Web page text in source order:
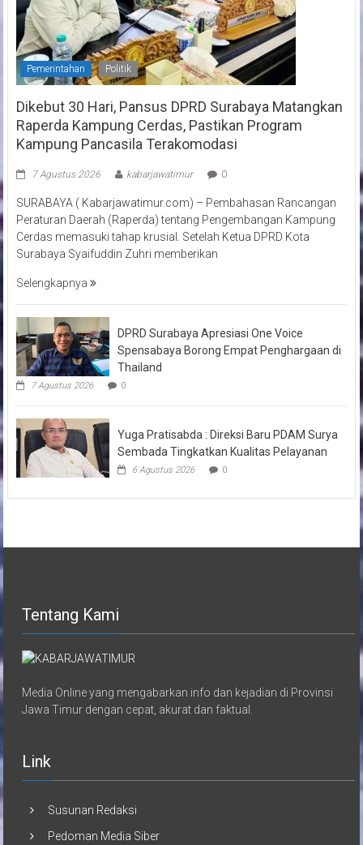
Pemerintahan Politik
Dikebut 30 Hari, Pansus DPRD Surabaya Matangkan
Raperda Kampung Cerdas, Pastikan Program
Kampung Pancasila Terakomodasi
7 Agustus 2026 kabarjawatimur 0
SURABAYA ( Kabarjawatimur.com) – Pembahasan Rancangan
Peraturan Daerah (Raperda) tentang Pengembangan Kampung
Cerdas memasuki tahap krusial. Setelah Ketua DPRD Kota
Surabaya Syaifuddin Zuhri memberikan
Selengkapnya
DPRD Surabaya Apresiasi One Voice
Spensabaya Borong Empat Penghargaan di
Thailand
7 Agustus 2026 0
Yuga Pratisabda : Direksi Baru PDAM Surya
Sembada Tingkatkan Kualitas Pelayanan
6 Agustus 2026 0
Tentang Kami
Media Online yang mengabarkan info dan kejadian di Provinsi
Jawa Timur dengan cepat, akurat dan faktual.
Link
Susunan Redaksi
Pedoman Media Siber